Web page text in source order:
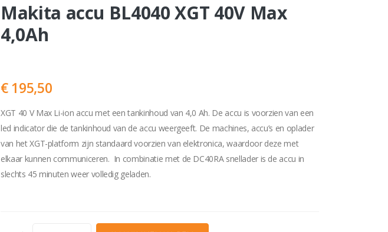
Makita accu BL4040 XGT 40V Max
4,0Ah
€ 195,50
XGT 40 V Max Li-ion accu met een tankinhoud van 4,0 Ah. De accu is voorzien van een
led indicator die de tankinhoud van de accu weergeeft. De machines, accu’s en oplader
van het XGT-platform zijn standaard voorzien van elektronica, waardoor deze met
elkaar kunnen communiceren. In combinatie met de DC40RA snellader is de accu in
slechts 45 minuten weer volledig geladen.